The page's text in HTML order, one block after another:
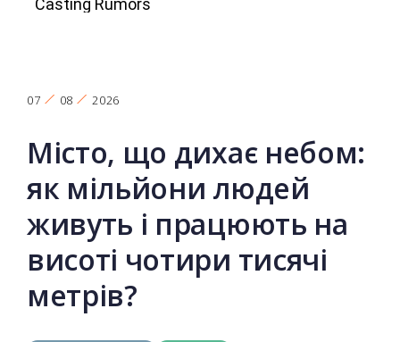
07 08 2026
Місто, що дихає небом:
як мільйони людей
живуть і працюють на
висоті чотири тисячі
метрів?